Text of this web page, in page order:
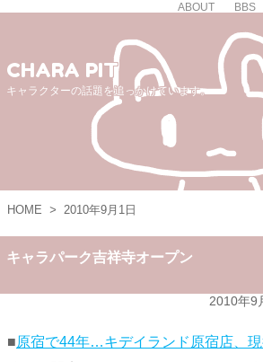
ABOUT BBS
CHARA PIT
キャラクターの話題を追っかけています。
HOME > 2010年9月1日
キャラパーク吉祥寺オープン
2010年9
■原宿で44年…キデイランド原宿店、